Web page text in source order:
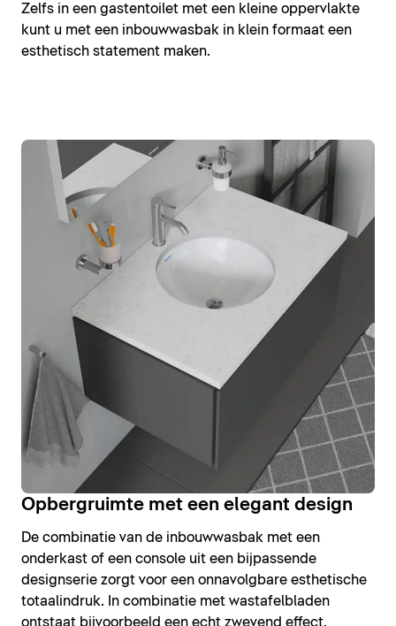
Zelfs in een gastentoilet met een kleine oppervlakte
kunt u met een inbouwwasbak in klein formaat een
esthetisch statement maken.
Opbergruimte met een elegant design
De combinatie van de inbouwwasbak met een
onderkast of een console uit een bijpassende
designserie zorgt voor een onnavolgbare esthetische
totaalindruk. In combinatie met wastafelbladen
ontstaat bijvoorbeeld een echt zwevend effect.